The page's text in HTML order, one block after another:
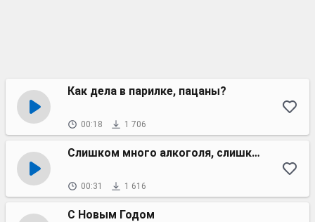
Как дела в парилке, пацаны?
00:18 1 706
Слишком много алкоголя, слишком мало Кока-Колы
00:31 1 616
С Новым Годом